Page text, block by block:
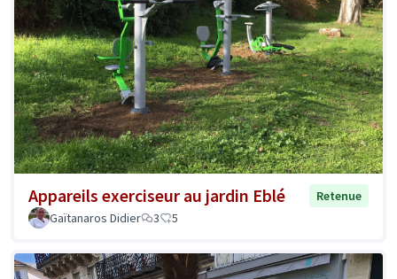
Appareils exerciseur au jardin Eblé
Retenue
Gaïtanaros Didier
3 5